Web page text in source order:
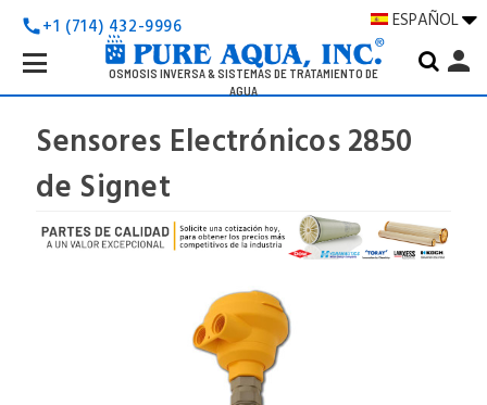
call+1 (714) 432-9996 ESPAÑOL
OSMOSIS INVERSA & SISTEMAS DE TRATAMIENTO DE
AGUA
Search
Keyword:
person
Sensores Electrónicos 2850
de Signet